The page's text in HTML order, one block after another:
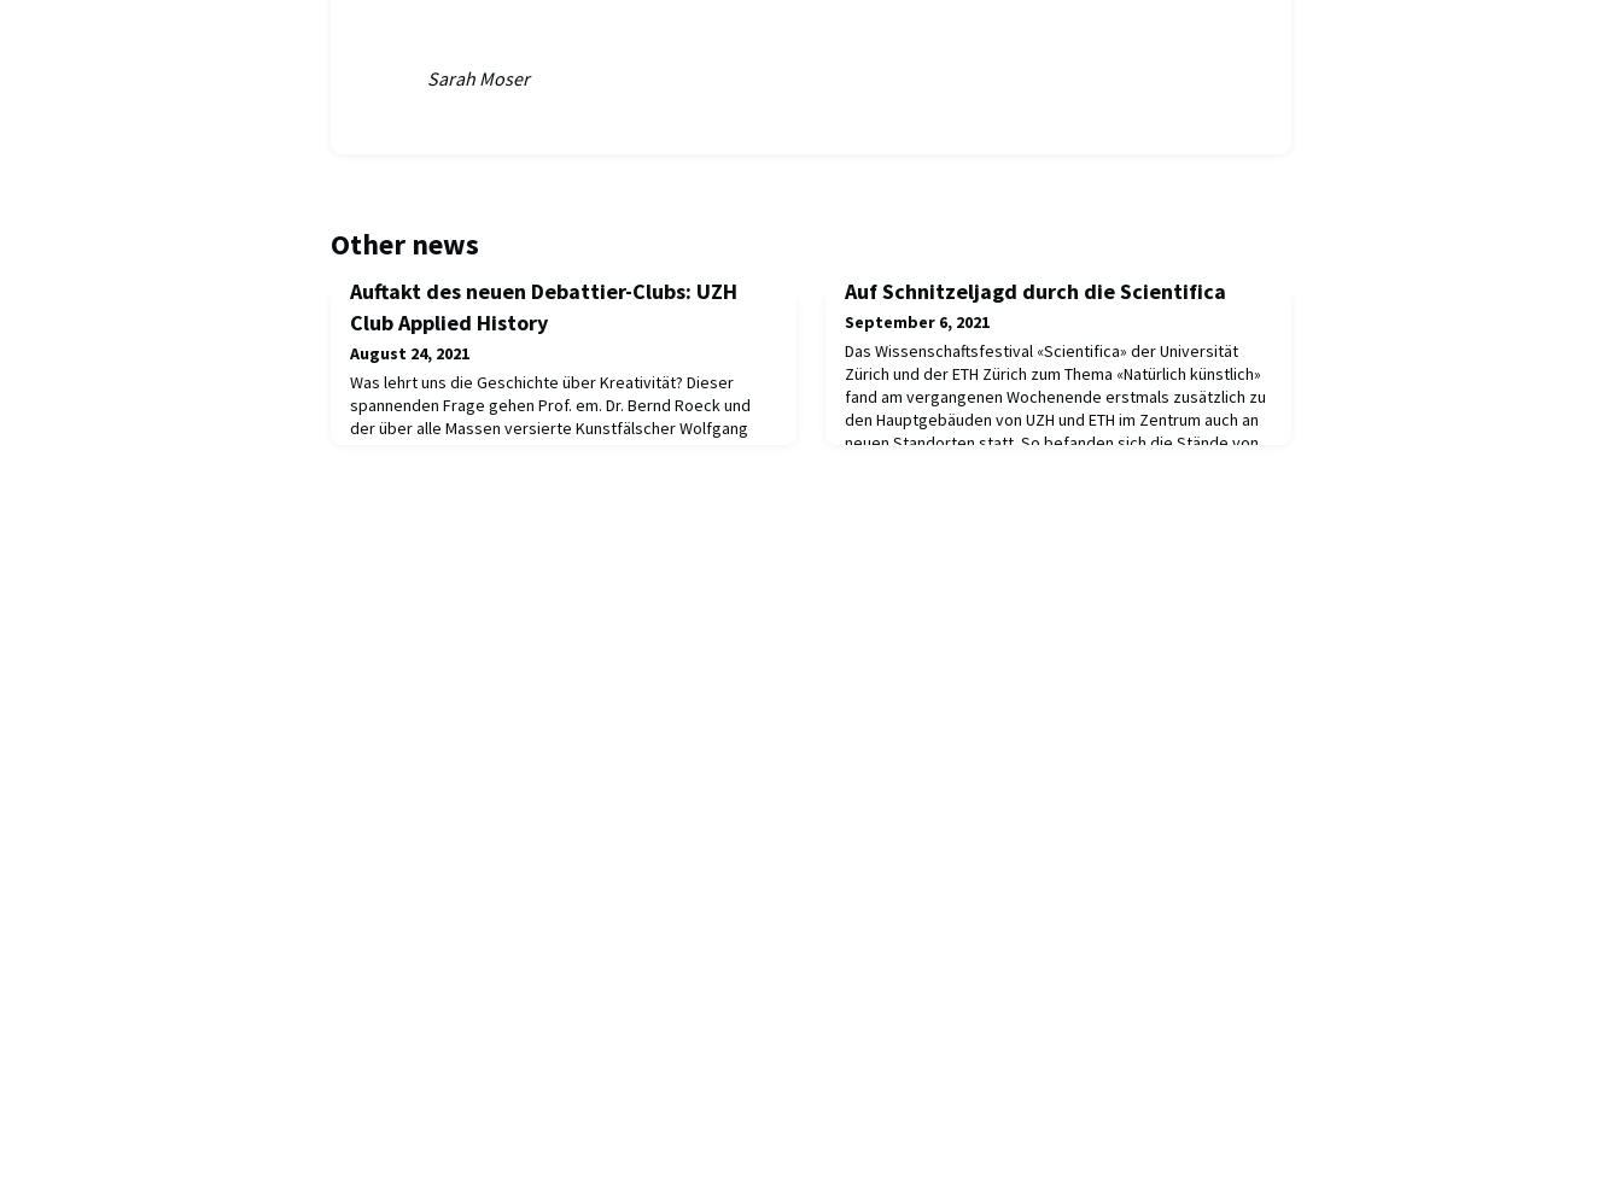
Sarah Moser
Other news
Auftakt des neuen Debattier-Clubs: UZH
Club Applied History
August 24, 2021
Was lehrt uns die Geschichte über Kreativität? Dieser
spannenden Frage gehen Prof. em. Dr. Bernd Roeck und
der über alle Massen versierte Kunstfälscher Wolfgang
Auf Schnitzeljagd durch die Scientifica
September 6, 2021
Das Wissenschaftsfestival «Scientifica» der Universität
Zürich und der ETH Zürich zum Thema «Natürlich künstlich»
fand am vergangenen Wochenende erstmals zusätzlich zu
den Hauptgebäuden von UZH und ETH im Zentrum auch an
neuen Standorten statt. So befanden sich die Stände von